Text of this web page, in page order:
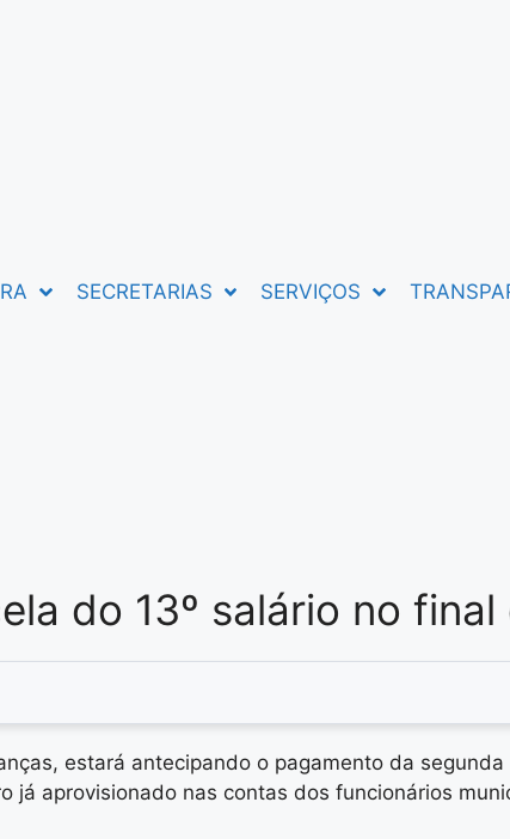
SECRETARIAS SERVIÇOS
do 13º salário no final
estará antecipando o pagamento da
aprovisionado nas contas dos funcionários